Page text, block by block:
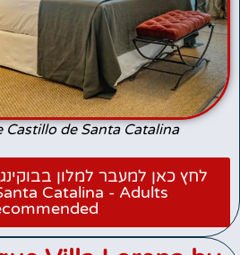
de Santa Catalina
Catalina - Adults